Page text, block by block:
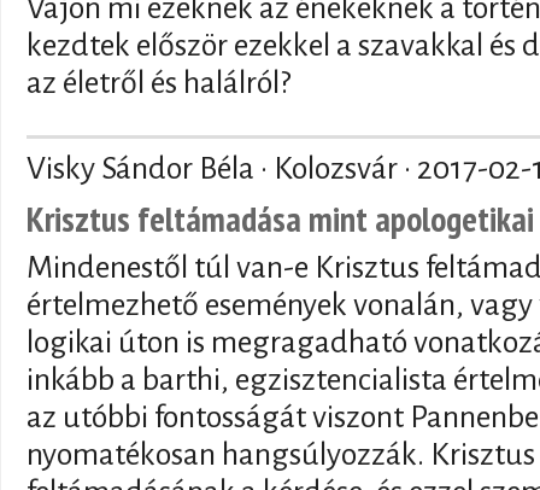
Vajon mi ezeknek az énekeknek a
kezdtek először ezekkel a szavakkal és
az életről és halálról?
Visky Sándor Béla · Kolozsvár · 2017-02-
Krisztus feltámadása mint apologetikai
Mindenestől túl van-e Krisztus
értelmezhető események vonalán,
logikai úton is megragadható
inkább a barthi, egzisztencialista
az utóbbi fontosságát viszont
nyomatékosan hangsúlyozzák.